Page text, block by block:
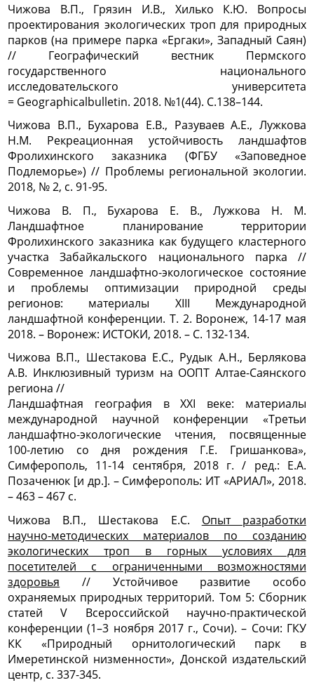
Чижова В.П., Грязин И.В., Хилько К.Ю. Вопросы
проектирования экологических троп для природных
парков (на примере парка «Ергаки», Западный Саян)
// Географический вестник Пермского
государственного национального
исследовательского университета
= Geographicalbulletin. 2018. №1(44). С.138–144.
Чижова В.П., Бухарова Е.В., Разуваев А.Е., Лужкова
Н.М. Рекреационная устойчивость ландшафтов
Фролихинского заказника (ФГБУ «Заповедное
Подлеморье») // Проблемы региональной экологии.
2018, № 2, с. 91-95.
Чижова В. П., Бухарова Е. В., Лужкова Н. М.
Ландшафтное планирование территории
Фролихинского заказника как будущего кластерного
участка Забайкальского национального парка //
Современное ландшафтно-экологическое состояние
и проблемы оптимизации природной среды
регионов: материалы XIII Международной
ландшафтной конференции. Т. 2. Воронеж, 14-17 мая
2018. – Воронеж: ИСТОКИ, 2018. – С. 132-134.
Чижова В.П., Шестакова Е.С., Рудык А.Н., Берлякова
А.В. Инклюзивный туризм на ООПТ Алтае-Саянского
региона //
Ландшафтная география в ХХI веке: материалы
международной научной конференции «Третьи
ландшафтно-экологические чтения, посвященные
100-летию со дня рождения Г.Е. Гришанкова»,
Симферополь, 11-14 сентября, 2018 г. / ред.: Е.А.
Позаченюк [и др.]. – Симферополь: ИТ «АРИАЛ», 2018.
–463 – 467 с.
Чижова В.П., Шестакова Е.С. Опыт разработки
научно-методических материалов по созданию
экологических троп в горных условиях для
посетителей с ограниченными возможностями
здоровья // Устойчивое развитие особо
охраняемых природных территорий. Том 5: Сборник
статей V Всероссийской научно-практической
конференции (1–3 ноября 2017 г., Сочи). – Сочи: ГКУ
КК «Природный орнитологический парк в
Имеретинской низменности», Донской издательский
центр, с. 337-345.